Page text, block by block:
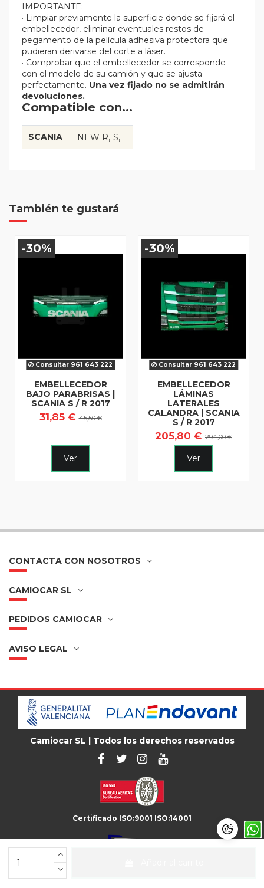
IMPORTANTE:
· Limpiar previamente la superficie donde se fijará el
embellecedor, eliminar eventuales restos de
pegamento de la película adhesiva protectora que
pudieran derivarse del corte a láser.
· Comprobar que el embellecedor se corresponde
con el modelo de su camión y que se ajusta
perfectamente. Una vez fijado no se admitirán
devoluciones.
Compatible con...
SCANIA NEW R S
También te gustará
-30%
Consultar 961 643 222
EMBELLECEDOR
BAJO PARABRISAS |
SCANIA S / R 2017
31,85 €45,50 €
Ver
-30%
Consultar 961 643 222
EMBELLECEDOR
LÁMINAS
LATERALES
CALANDRA | SCANIA
S / R 2017
205,80 € 294,00 €
Ver
CONTACTA CON NOSOTROS
CAMIOCAR SL
PEDIDOS CAMIOCAR
AVISO LEGAL
Camiocar SL | Todos los derechos reservados
Certificado ISO:9001 ISO:14001
Unión de Recambistas de Vehículo Industrial